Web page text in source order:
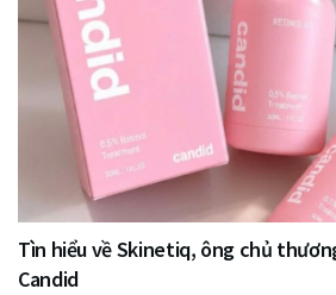
Tìn hiểu về Skinetiq, ông chủ
Candid